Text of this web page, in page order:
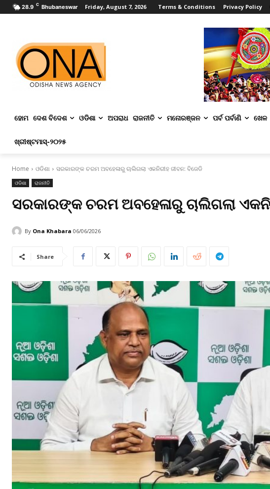
28.9 C Bhubaneswar Friday, August 7, 2026 Terms & Conditions Privacy Policy
ହୋମ ଦେଶ ବିଦେଶ ଓଡିଶା ଅପରାଧ ରାଜନୀତି ମନୋରଞ୍ଜନ ପର୍ବ ପର୍ବାଣି ଖେଳ
ଖ୍ରୀଷ୍ଟମାସ୍‌-୨୦୨୫
Home ଓଡିଶା ସରକାରଙ୍କ ଚରମ ଅବହେଳାରୁ ଚାଲିଗଲା ଏକ ନିରୀହ ଜୀବନ: ବିଜେଡି
ଓଡିଶା ରାଜନୀତି
ସରକାରଙ୍କ ଚରମ ଅବହେଳାରୁ ଚାଲିଗଲା ଏକ
By Ona Khabara 06/06/2026
Share